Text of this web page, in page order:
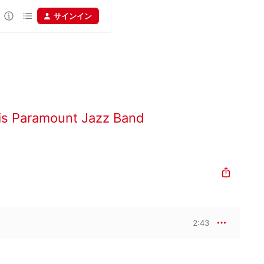
サインイン
Paramount Jazz Band
2:43